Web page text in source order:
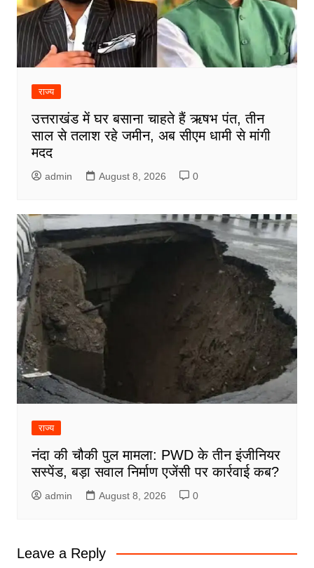
राज्य
उत्तराखंड में घर बसाना चाहते हैं ऋषभ पंत, तीन
साल से तलाश रहे जमीन, अब सीएम धामी से मांगी
मदद
admin August 8, 2026 0
राज्य
नंदा की चौकी पुल मामला: PWD के तीन इंजीनियर
सस्पेंड, बड़ा सवाल निर्माण एजेंसी पर कार्रवाई कब?
admin August 8, 2026 0
Leave a Reply